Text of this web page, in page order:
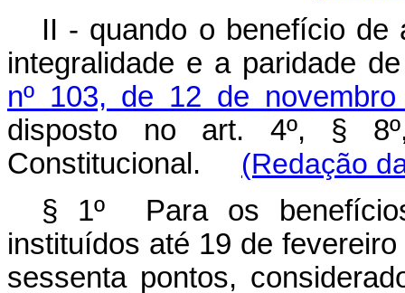
II - quando o benefício de
integralidade e a paridade
nº 103, de 12 de
disposto no art. 4º, §
Constitucional. (Redação
§ 1º Para os
instituídos até 19 de
sessenta pontos,